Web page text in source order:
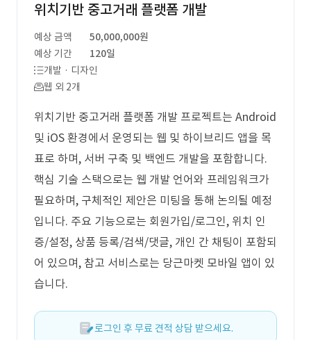
위치기반 중고거래 플랫폼 개발
예상 금액
50,000,000원
예상 기간
120일
개발 · 디자인
웹 외 2개
위치기반 중고거래 플랫폼 개발 프로젝트는 Android
및 iOS 환경에서 운영되는 웹 및 하이브리드 앱을 목
표로 하며, 서버 구축 및 백엔드 개발을 포함합니다.
핵심 기술 스택으로는 웹 개발 언어와 프레임워크가
필요하며, 구체적인 제안은 미팅을 통해 논의될 예정
입니다. 주요 기능으로는 회원가입/로그인, 위치 인
증/설정, 상품 등록/검색/댓글, 개인 간 채팅이 포함되
어 있으며, 참고 서비스로는 당근마켓 모바일 앱이 있
습니다.
로그인 후 무료 견적 상담 받으세요.